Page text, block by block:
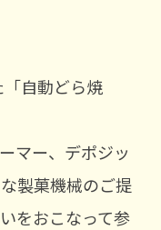
自動どら焼
マー、デポジッ
製菓機械のご提
をおこなって参